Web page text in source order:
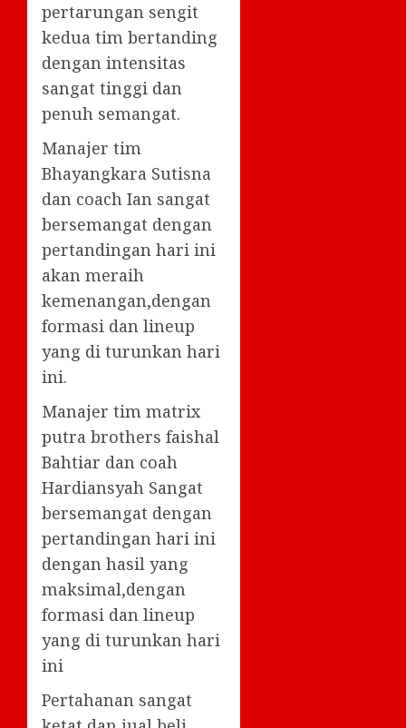
pertarungan sengit
kedua tim bertanding
dengan intensitas
sangat tinggi dan
penuh semangat.
Manajer tim
Bhayangkara Sutisna
dan coach Ian sangat
bersemangat dengan
pertandingan hari ini
akan meraih
kemenangan,dengan
formasi dan lineup
yang di turunkan hari
ini.
Manajer tim matrix
putra brothers faishal
Bahtiar dan coah
Hardiansyah Sangat
bersemangat dengan
pertandingan hari ini
dengan hasil yang
maksimal,dengan
formasi dan lineup
yang di turunkan hari
ini
Pertahanan sangat